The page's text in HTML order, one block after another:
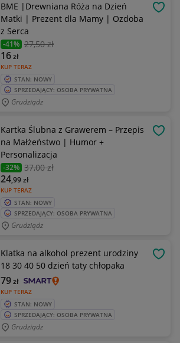
BME |Drewniana Róża na Dzień
Matki | Prezent dla Mamy | Ozdoba
z Serca
-41% 27,50 zł
KUP TERAZ
16zł
STAN: NOWY
SPRZEDAJĄCY: OSOBA PRYWATNA
Grudziądz
Kartka Ślubna z Grawerem – Przepis
na Małżeństwo | Humor +
Personalizacja
-32% 37,00 zł
KUP TERAZ
24,99zł
STAN: NOWY
SPRZEDAJĄCY: OSOBA PRYWATNA
Grudziądz
Klatka na alkohol prezent urodziny
18 30 40 50 dzień taty chłopaka
KUP TERAZ
79zł
STAN: NOWY
SPRZEDAJĄCY: OSOBA PRYWATNA
Grudziądz